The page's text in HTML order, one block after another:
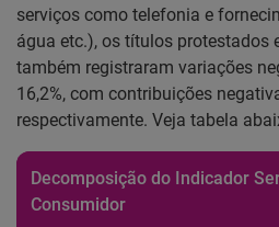
serviços como telefonia e
água etc.), os títulos protestados
também registraram variações
16,2%, com contribuições
respectivamente. Veja tabela
Decomposição do Indicador
Consumidor